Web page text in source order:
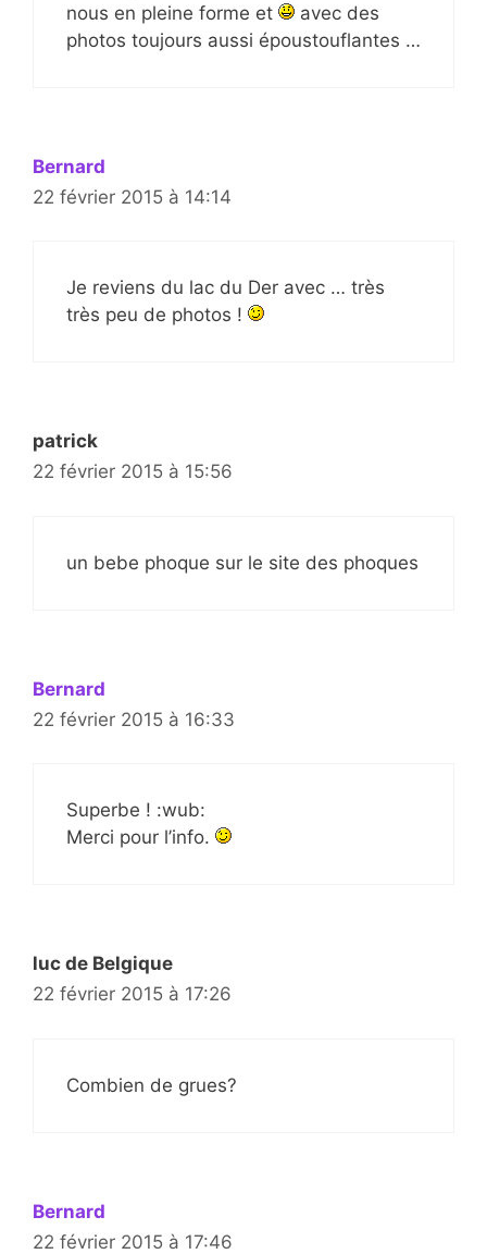
nous en pleine forme et
avec des
photos toujours aussi époustouflantes …
Bernard
22 février 2015 à 14:14
Je reviens du lac du Der avec … très
très peu de photos !
patrick
22 février 2015 à 15:56
un bebe phoque sur le site des phoques
Bernard
22 février 2015 à 16:33
Superbe ! :wub:
Merci pour l’info.
luc de Belgique
22 février 2015 à 17:26
Combien de grues?
Bernard
22 février 2015 à 17:46